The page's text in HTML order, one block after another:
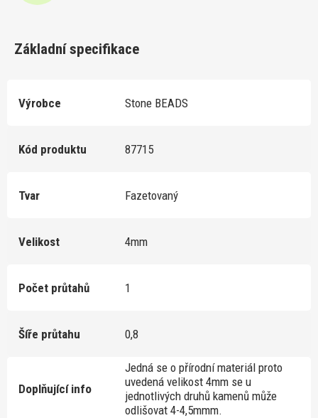
Základní specifikace
Výrobce Stone BEADS
Kód produktu 87715
Tvar Fazetovaný
Velikost 4mm
Počet průtahů 1
Šíře průtahu 0,8
Doplňující info
Jedná se o přírodní materiál proto
uvedená velikost 4mm se u
jednotlivých druhů kamenů může
odlišovat 4-4,5mmm.